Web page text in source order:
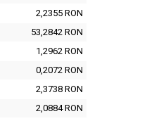
2,2355 RON
53,2842 RON
1,2962 RON
0,2072 RON
2,3738 RON
2,0884 RON